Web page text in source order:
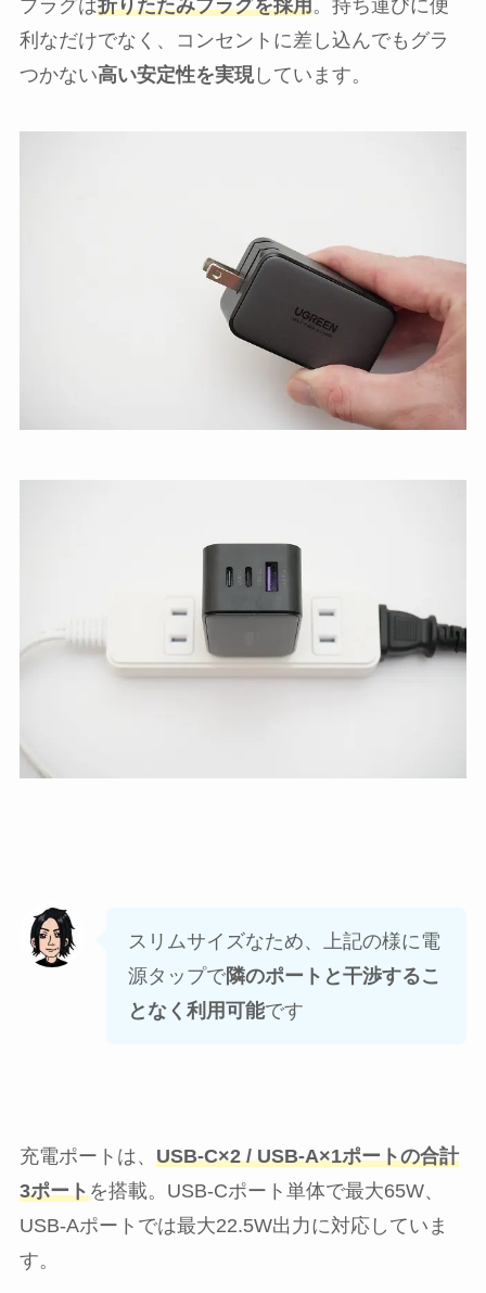
プラグは折りたたみプラグを採用。持ち運びに便
利なだけでなく、コンセントに差し込んでもグラ
つかない高い安定性を実現しています。
スリムサイズなため、上記の様に電
源タップで隣のポートと干渉するこ
となく利用可能です
充電ポートは、 USB-C×2 / USB-A×1ポートの合計
3ポートを搭載。USB-Cポート単体で最大65W、
USB-Aポートでは最大22.5W出力に対応していま
す。